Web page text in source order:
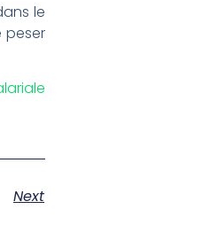
le
peser
Next